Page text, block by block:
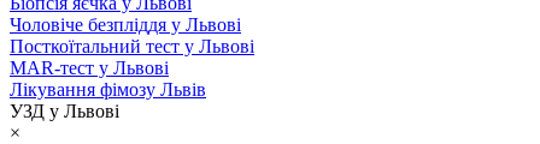
Чоловіче безпліддя у Львові
Посткоїтальний тест у Львові
MAR-тест у Львові
Лікування фімозу Львів
УЗД у Львові
×